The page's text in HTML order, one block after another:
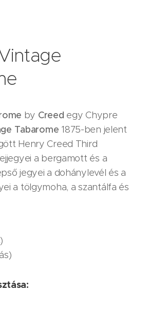
by Creed egy Chypre
Tabarome 1875-ben jelent
Henry Creed Third
a bergamott és a
jegyei a dohánylevél és a
a tölgymoha, a szantálfa és